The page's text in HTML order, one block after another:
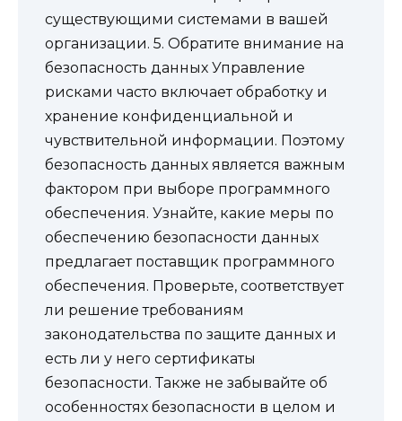
существующими системами в вашей
организации. 5. Обратите внимание на
безопасность данных Управление
рисками часто включает обработку и
хранение конфиденциальной и
чувствительной информации. Поэтому
безопасность данных является важным
фактором при выборе программного
обеспечения. Узнайте, какие меры по
обеспечению безопасности данных
предлагает поставщик программного
обеспечения. Проверьте, соответствует
ли решение требованиям
законодательства по защите данных и
есть ли у него сертификаты
безопасности. Также не забывайте об
особенностях безопасности в целом и